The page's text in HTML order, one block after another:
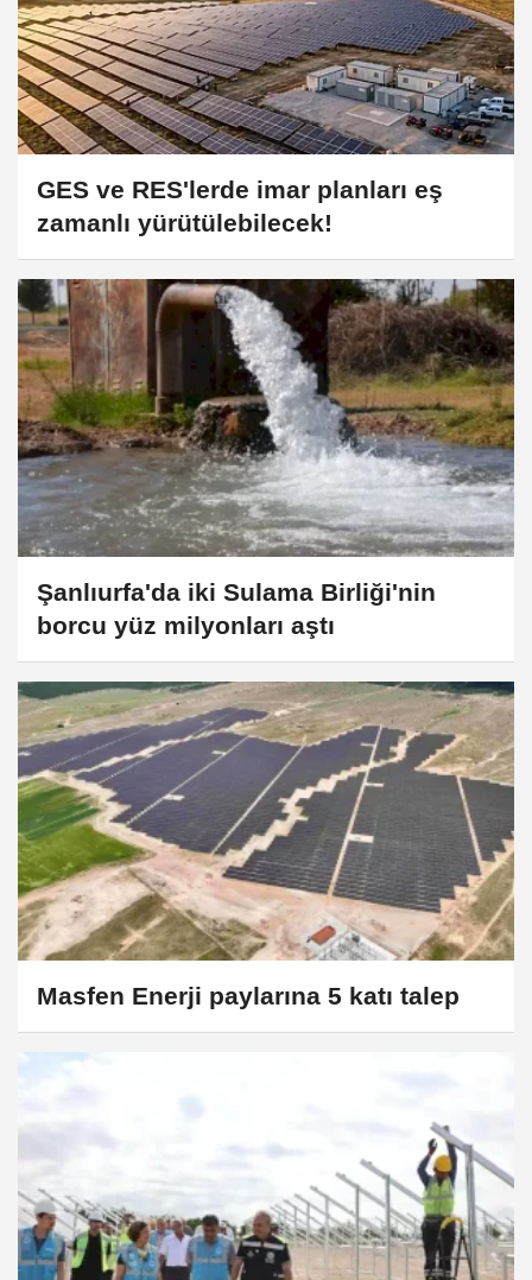
GES ve RES'lerde imar planları eş
zamanlı yürütülebilecek!
Şanlıurfa'da iki Sulama Birliği'nin
borcu yüz milyonları aştı
Masfen Enerji paylarına 5 katı talep